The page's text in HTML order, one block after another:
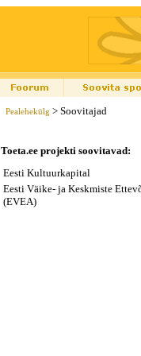
Pealehekülg > Soovitajad
Toeta.ee projekti soovitavad:
Eesti Kultuurkapital
Eesti Väike- ja Keskmiste
(EVEA)